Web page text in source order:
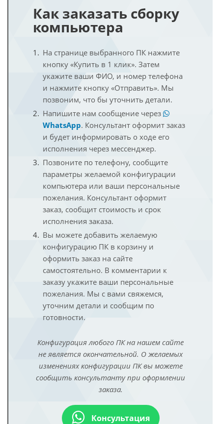
Как заказать сборку
компьютера
На странице выбранного ПК нажмите
кнопку «Купить в 1 клик». Затем
укажите ваши ФИО, и номер телефона
и нажмите кнопку «Отправить». Мы
позвоним, что бы уточнить детали.
Напишите нам сообщение через
WhatsApp. Консультант оформит заказ
и будет информировать о ходе его
исполнения через мессенджер.
Позвоните по телефону, сообщите
параметры желаемой конфигурации
компьютера или ваши персональные
пожелания. Консультант оформит
заказ, сообщит стоимость и срок
исполнения заказа.
Вы можете добавить желаемую
конфигурацию ПК в корзину и
оформить заказ на сайте
самостоятельно. В комментарии к
заказу укажите ваши персональные
пожелания. Мы с вами свяжемся,
уточним детали и сообщим по
готовности.
Конфигурация любого ПК на нашем сайте
не является окончательной. О желаемых
изменениях конфигурации ПК вы можете
сообщить консультанту при оформлении
заказа.
Консультация